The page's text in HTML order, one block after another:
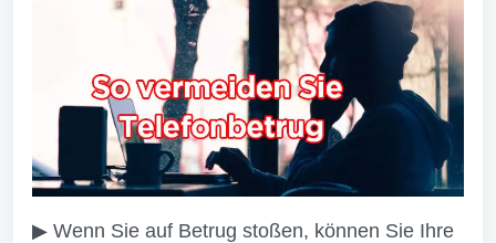
▶ Wenn Sie auf Betrug stoßen, können Sie Ihre